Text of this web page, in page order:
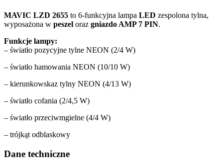
MAVIC LZD 2655 to 6-funkcyjna lampa LED zespolona tylna,
wyposażona w peszel oraz gniazdo AMP 7 PIN.
Funkcje lampy:
– światło pozycyjne tylne NEON (2/4 W)
– światło hamowania NEON (10/10 W)
– kierunkowskaz tylny NEON (4/13 W)
– światło cofania (2/4,5 W)
– światło przeciwmgielne (4/4 W)
– trójkąt odblaskowy
Dane techniczne